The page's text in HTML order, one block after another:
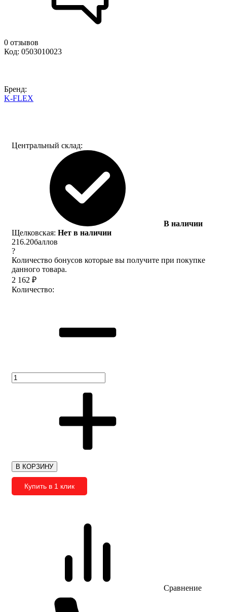
0 отзывов
Код: 0503010023
Бренд:
K-FLEX
Центральный склад:
В наличии
Щелковская: Нет в наличии
216.20баллов
?
Количество бонусов которые вы получите при покупке
данного товара.
2 162 ₽
Количество:
В КОРЗИНУ
Купить в 1 клик
Сравнение